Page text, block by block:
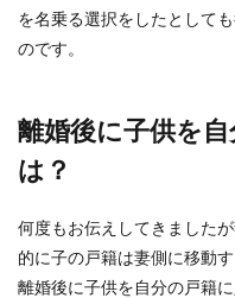
を名乗る選択をしたとして
のです。
離婚後に子供を
は？
何度もお伝えしてきました
的に子の戸籍は妻側に移動
離婚後に子供を自分の戸籍